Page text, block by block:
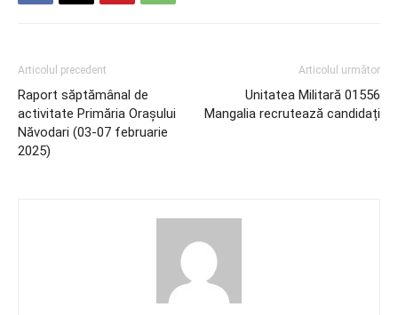
Articolul precedent
Raport săptămânal de
activitate Primăria Orașului
Năvodari (03-07 februarie
2025)
Articolul următor
Unitatea Militară 01556
Mangalia recrutează candidați